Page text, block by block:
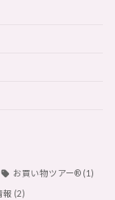
お買い物ツアー®︎(1)
報 (2)